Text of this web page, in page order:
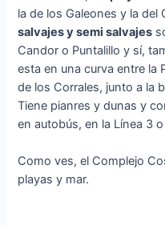
la de los Galeones y la del
salvajes y semi salvajes
Candor o Puntalillo y sí,
esta en una curva entre la
de los Corrales, junto a la
Tiene pianres y dunas y
en autobús, en la Línea 3
Como ves, el Complejo
playas y mar.